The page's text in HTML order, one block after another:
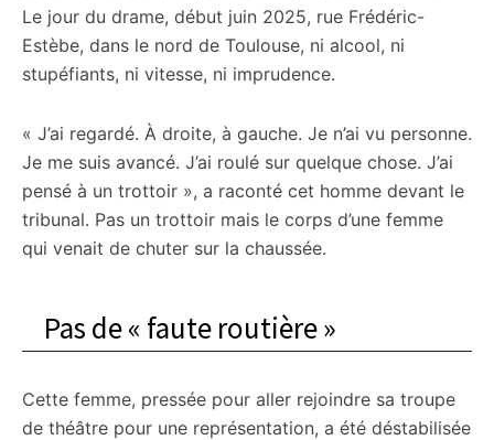
Le jour du drame, début juin 2025, rue Frédéric-
Estèbe, dans le nord de Toulouse, ni alcool, ni
stupéfiants, ni vitesse, ni imprudence.
« J’ai regardé. À droite, à gauche. Je n’ai vu personne.
Je me suis avancé. J’ai roulé sur quelque chose. J’ai
pensé à un trottoir », a raconté cet homme devant le
tribunal. Pas un trottoir mais le corps d’une femme
qui venait de chuter sur la chaussée.
Pas de « faute routière »
Cette femme, pressée pour aller rejoindre sa troupe
de théâtre pour une représentation, a été déstabilisée